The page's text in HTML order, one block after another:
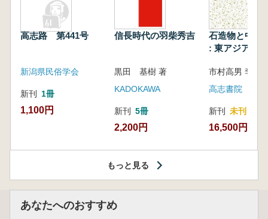
高志路 第441号
新潟県民俗学会
新刊 1冊
1,100円
信長時代の羽柴秀吉
黒田 基樹 著
KADOKAWA
新刊 5冊
2,200円
石造物と中世
: 東アジアと
高志書院
新刊 未刊
16,500円
もっと見る
あなたへのおすすめ